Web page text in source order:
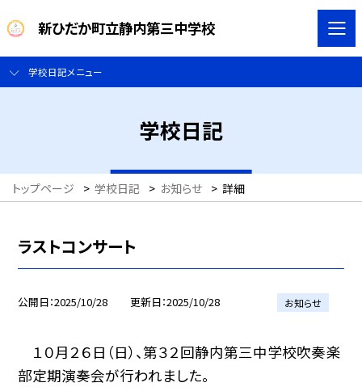
新ひだか町立静内第三中学校
学校日記メニュー
学校日記
トップページ > 学校日記 > お知らせ > 詳細
ラストコンサート
公開日 2025/10/28 更新日 2025/10/28 お知らせ
１０月２６日（日）、第３２回静内第三中学校吹奏楽
部定期演奏会が行われました。